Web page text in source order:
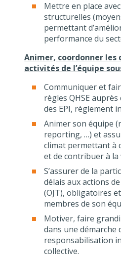
Mettre en place
structurelles
permettant
performance du
Animer, coordonner les
activités de l’équipe
Communiquer et
règles QHSE
des EPI, règlement
Animer son équipe
reporting, …) et
climat permettant à
et de contribuer à la
S’assurer de la
délais aux actions
(OJT), obligatoires
membres de son
Motiver, faire
dans une démarche
responsabilisation
collective.